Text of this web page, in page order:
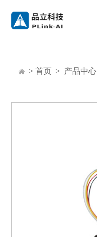
>首页 > 产品中心